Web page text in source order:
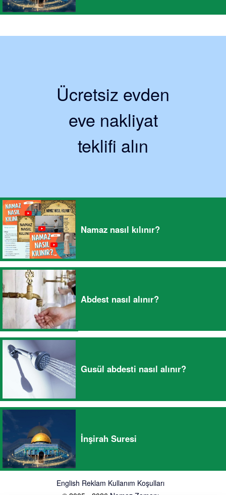
Ücretsiz evden
eve nakliyat
teklifi alın
Namaz nasıl kılınır?
Abdest nasıl alınır?
Gusül abdesti nasıl alınır?
İnşirah Suresi
English Reklam Kullanım Koşulları